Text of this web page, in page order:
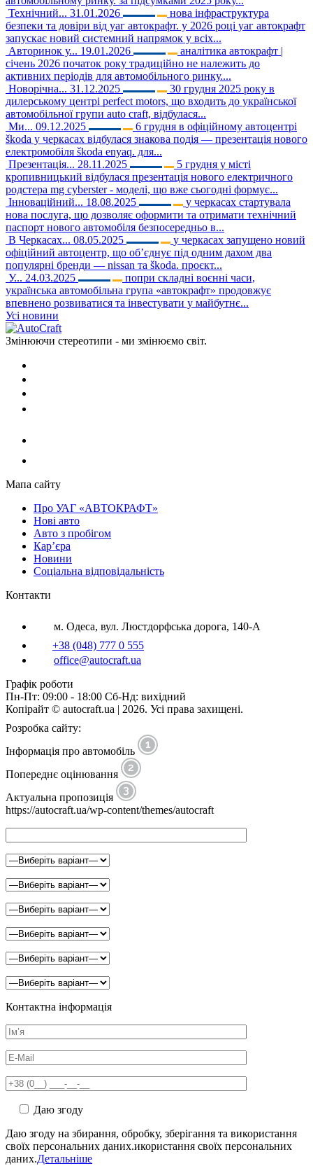
Технічний... 31.01.2026
нова інфраструктура
безпеки та довіри від уаг автокрафт. у 2026 році уаг автокрафт
запускає новий системний напрямок у всіх...
Авторинок у... 19.01.2026
аналітика автокрафт |
січень 2026 початок року традиційно не належить до
активних періодів для автомобільного ринку....
Новорічна... 31.12.2025
30 грудня 2025 року в
дилерському центрі perfect motors, що входить до української
автомобільної групи auto craft, відбулася...
Ми... 09.12.2025
6 грудня в офіційному автоцентрі
škoda у черкасах відбулася знакова подія — презентація нового
електромобіля škoda enyaq. для...
Презентація... 28.11.2025
5 грудня у місті
кропивницький відбулася презентація нового електричного
родстера mg cyberster - моделі, що вже сьогодні формує...
Інноваційний... 18.08.2025
у черкасах стартувала
нова послуга, що дозволяє оформити та отримати технічний
паспорт нового автомобіля безпосередньо в...
В Черкасах... 08.05.2025
у черкасах запущено новий
офіційний автоцентр, що об’єднує під одним дахом два
популярні бренди — nissan та škoda. проєкт...
У... 24.03.2025
попри складні воєнні часи,
українська автомобільна група «автокрафт» продовжує
впевнено розвиватися та інвестувати у майбутнє...
Усі новини
Змінюючи стереотипи - ми змінюємо світ.
Мапа сайту
Про УАГ «АВТОКРАФТ»
Нові авто
Авто з пробігом
Кар’єра
Новини
Соціальна відповідальність
Контакти
м. Одеса, вул. Люстдорфська дорога, 140-А
+38 (048) 777 0 555
office@autocraft.ua
Графік роботи
Пн-Пт: 09:00 - 18:00 Сб-Нд: вихідний
Копірайт © autocraft.ua | 2026. Усі права захищені.
Розробка сайту:
Інформація про автомобіль
Попереднє оцінювання
Актуальна пропозиція
https://autocraft.ua/wp-content/themes/autocraft
Контактна інформація
Даю згоду
Даю згоду на збирання, обробку, зберігання та використання
своїх персональних даних.икористання своїх персональних
даних.Детальніше